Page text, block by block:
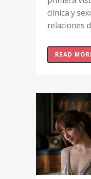
clínica y
relaciones
READ